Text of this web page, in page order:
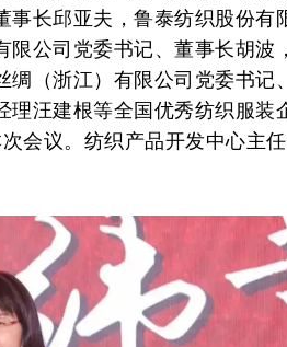
长邱亚夫，鲁泰纺织股份有
限公司党委书记、董事长胡波
绸（浙江）有限公司党委书记
理汪建根等全国优秀纺织服装
会议。纺织产品开发中心主